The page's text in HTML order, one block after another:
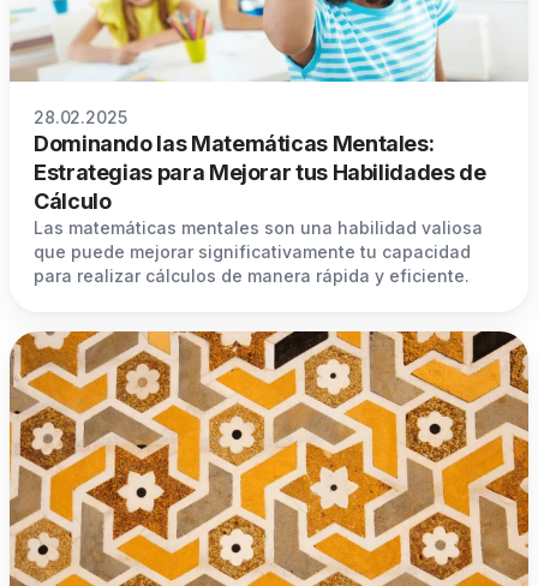
28.02.2025
Dominando las Matemáticas Mentales:
Estrategias para Mejorar tus Habilidades de
Cálculo
Las matemáticas mentales son una habilidad valiosa
que puede mejorar significativamente tu capacidad
para realizar cálculos de manera rápida y eficiente.